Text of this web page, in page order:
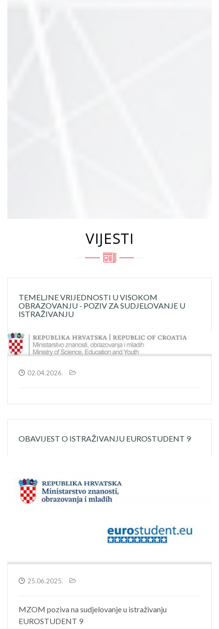
VIJESTI
TEMELJNE VRIJEDNOSTI U VISOKOM
OBRAZOVANJU - POZIV ZA SUDJELOVANJE U
ISTRAŽIVANJU
02.04.2026.
OBAVIJEST O ISTRAŽIVANJU EUROSTUDENT 9
25.06.2025.
MZOM poziva na sudjelovanje u istraživanju
EUROSTUDENT 9